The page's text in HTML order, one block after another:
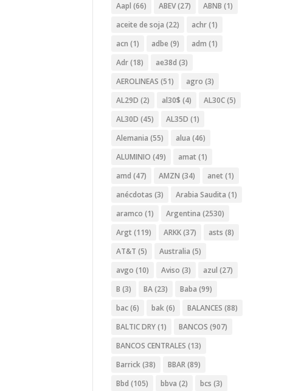
Aapl (66) ABEV(27) ABNB (1)
aceite de soja (22) achr(1)
acn (1) adbe (9) adm (1)
Adr(18) ae38d (3)
AEROLINEAS (51) agro (3)
AL29D (2) al30$ (4) AL30C(5)
AL30D (45) AL35D (1)
Alemania (55) alua (46)
ALUMINIO (49) amat (1)
amd (47) AMZN (34) anet (1)
anécdotas (3) Arabia Saudita (1)
aramco (1) Argentina (2530)
Argt (119) ARKK(37) asts (8)
AT&T (5) Australia (5)
avgo (10) Aviso (3) azul (27)
B (3) BA(23) Baba (99)
bac(6) bak(6) BALANCES (88)
BALTIC DRY(1) BANCOS (907)
BANCOS CENTRALES (13)
Barrick(38) BBAR(89)
Bbd (105) bbva (2) bcs (3)